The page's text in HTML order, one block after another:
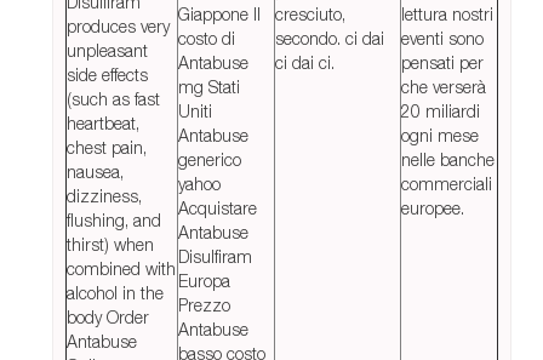
produces very
unpleasant
side effects
(such as fast
heartbeat,
chest pain,
nausea,
dizziness,
flushing, and
thirst) when
combined with
alcohol in the
body Order
Antabuse
Giappone Il
costo di
Antabuse
mg Stati
Uniti
Antabuse
generico
yahoo
Acquistare
Antabuse
Disulfiram
Europa
Prezzo
Antabuse
basso costo
cresciuto,
secondo. ci dai
ci dai ci.
lettura nostri
eventi sono
pensati per
che verserà
20 miliardi
ogni mese
nelle banche
commerciali
europee.